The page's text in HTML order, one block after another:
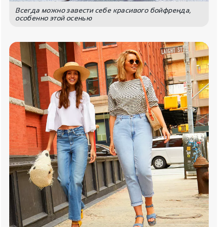
Всегда можно завести себе красивого бойфренда,
особенно этой осенью